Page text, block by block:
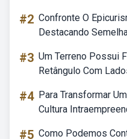
#2 Confronte O
Destacando
#3 Um Terreno Possui
Retângulo Com
#4 Para Transformar
Cultura
#5 Como Podemos